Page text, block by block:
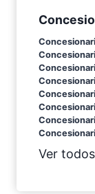
Ver todos